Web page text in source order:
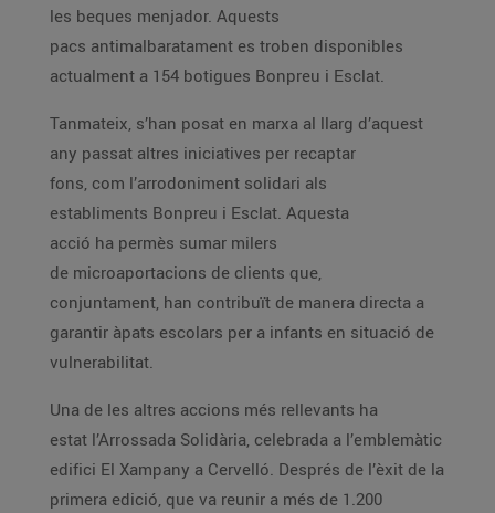
les beques menjador. Aquests
pacs antimalbaratament es troben disponibles
actualment a 154 botigues Bonpreu i Esclat.
Tanmateix, s’han posat en marxa al llarg d’aquest
any passat altres iniciatives per recaptar
fons, com l’arrodoniment solidari als
establiments Bonpreu i Esclat. Aquesta
acció ha permès sumar milers
de microaportacions de clients que,
conjuntament, han contribuït de manera directa a
garantir àpats escolars per a infants en situació de
vulnerabilitat.
Una de les altres accions més rellevants ha
estat l’Arrossada Solidària, celebrada a l’emblemàtic
edifici El Xampany a Cervelló. Després de l’èxit de la
primera edició, que va reunir a més de 1.200